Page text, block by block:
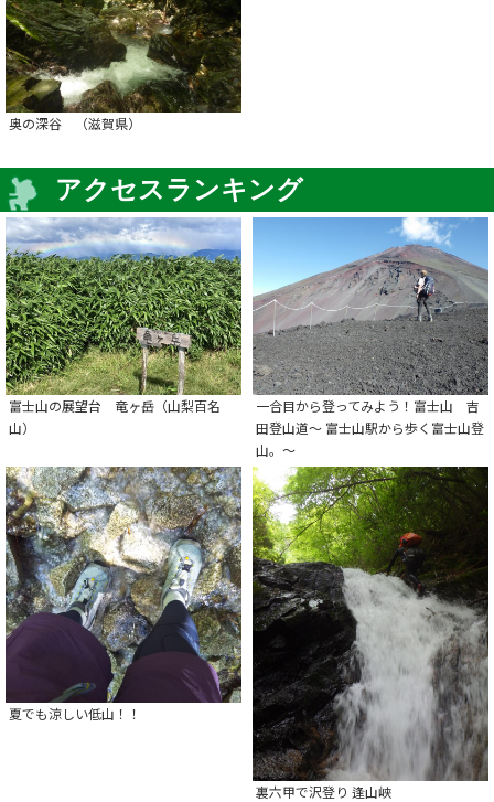
奥の深谷 （滋賀県）
アクセスランキング
富士山の展望台 竜ヶ岳（山梨百名
山）
一合目から登ってみよう！富士山 吉
田登山道～ 富士山駅から歩く富士山登
山。～
夏でも涼しい低山！！
裏六甲で沢登り 逢山峡